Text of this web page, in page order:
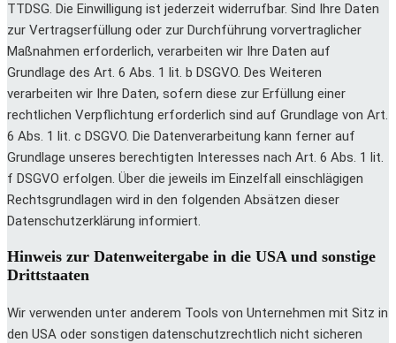
TTDSG. Die Einwilligung ist jederzeit widerrufbar. Sind Ihre Daten
zur Vertragserfüllung oder zur Durchführung vorvertraglicher
Maßnahmen erforderlich, verarbeiten wir Ihre Daten auf
Grundlage des Art. 6 Abs. 1 lit. b DSGVO. Des Weiteren
verarbeiten wir Ihre Daten, sofern diese zur Erfüllung einer
rechtlichen Verpflichtung erforderlich sind auf Grundlage von Art.
6 Abs. 1 lit. c DSGVO. Die Datenverarbeitung kann ferner auf
Grundlage unseres berechtigten Interesses nach Art. 6 Abs. 1 lit.
f DSGVO erfolgen. Über die jeweils im Einzelfall einschlägigen
Rechtsgrundlagen wird in den folgenden Absätzen dieser
Datenschutzerklärung informiert.
Hinweis zur Datenweitergabe in die USA und sonstige
Drittstaaten
Wir verwenden unter anderem Tools von Unternehmen mit Sitz in
den USA oder sonstigen datenschutzrechtlich nicht sicheren